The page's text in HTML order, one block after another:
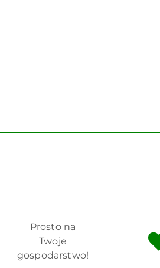
Prosto na
Twoje
gospodarstwo!